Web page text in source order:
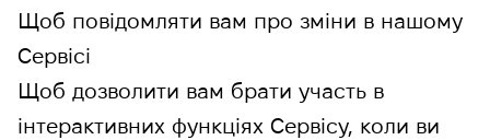
Щоб повідомляти вам про зміни в нашому
Сервісі
Щоб дозволити вам брати участь в
інтерактивних функціях Сервісу, коли ви